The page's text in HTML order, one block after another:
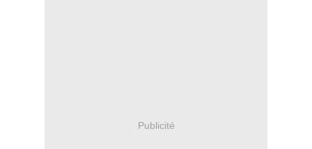
Publicité